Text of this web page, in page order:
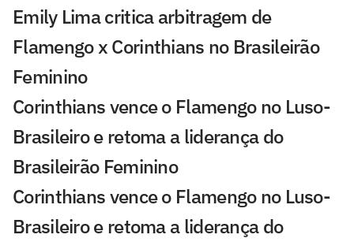
Emily Lima critica arbitragem de
Flamengo x Corinthians no Brasileirão
Feminino
Corinthians vence o Flamengo no Luso-
Brasileiro e retoma a liderança do
Brasileirão Feminino
Corinthians vence o Flamengo no Luso-
Brasileiro e retoma a liderança do